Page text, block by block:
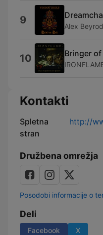
9 Alex
10 Bringer of
Kontakti
Spletna
stran
http://
Družbena omrežja
Posodobi informacije o
Deli
Facebook X